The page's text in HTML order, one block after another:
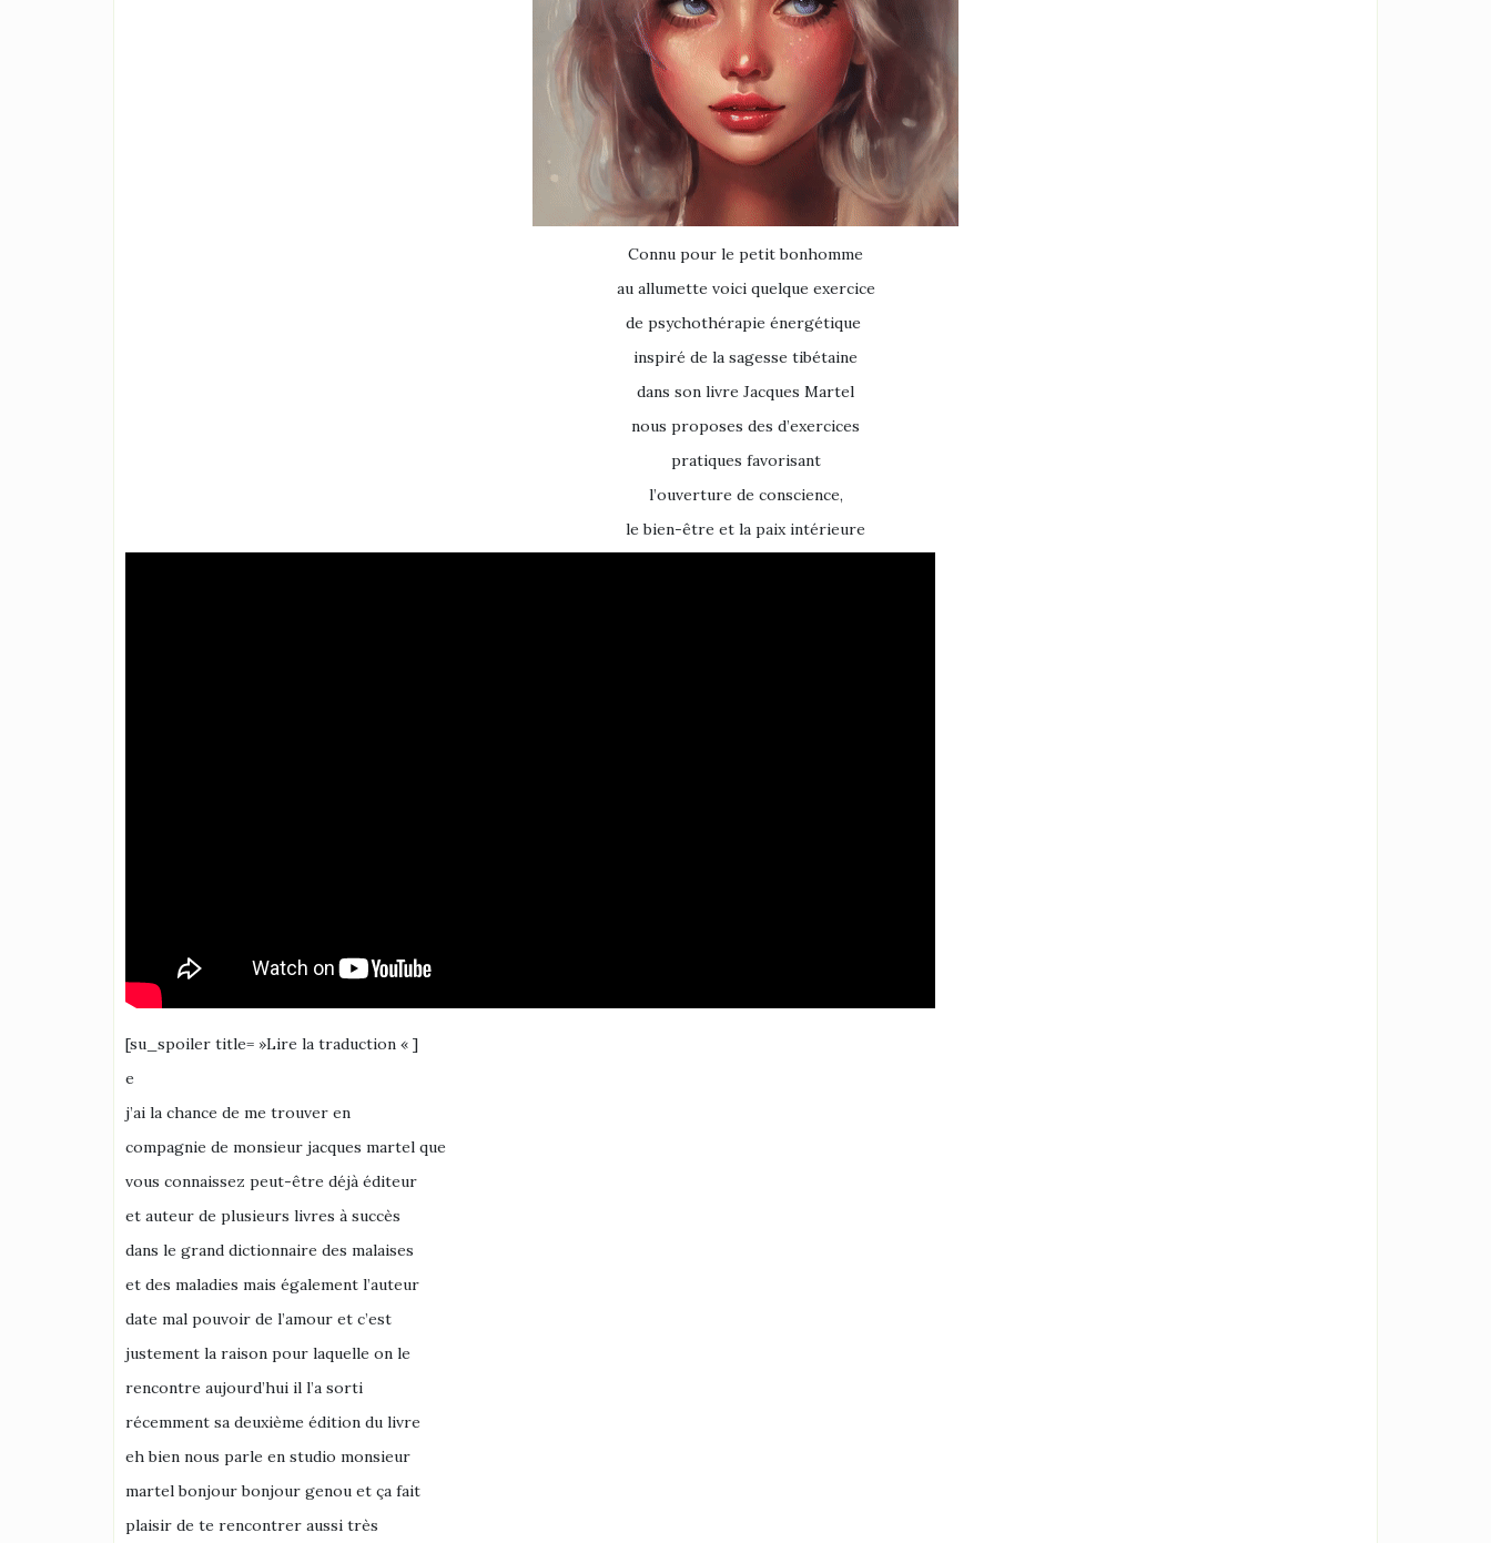
Connu pour le petit bonhomme
au allumette voici quelque exercice
de psychothérapie énergétique
inspiré de la sagesse tibétaine
dans son livre Jacques Martel
nous proposes des d’exercices
pratiques favorisant
l’ouverture de conscience,
le bien-être et la paix intérieure
[su_spoiler title= »Lire la traduction « ]
e
j’ai la chance de me trouver en
compagnie de monsieur jacques martel que
vous connaissez peut-être déjà éditeur
et auteur de plusieurs livres à succès
dans le grand dictionnaire des malaises
et des maladies mais également l’auteur
date mal pouvoir de l’amour et c’est
justement la raison pour laquelle on le
rencontre aujourd’hui il l’a sorti
récemment sa deuxième édition du livre
eh bien nous parle en studio monsieur
martel bonjour bonjour genou et ça fait
plaisir de te rencontrer aussi très